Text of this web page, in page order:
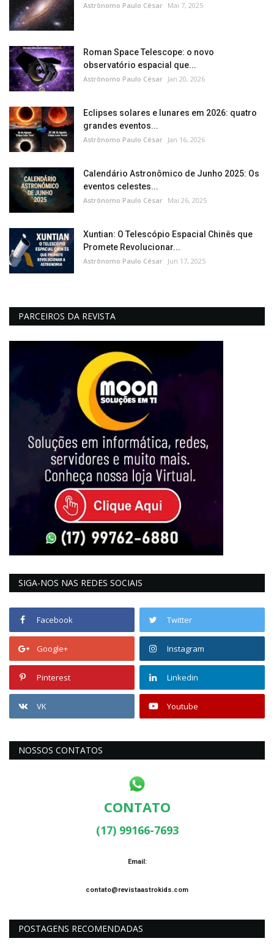
Astrônomo Paulo César Mai 7, 2025
Roman Space Telescope: o novo
observatório espacial que...
Astrônomo Paulo César Jan 20, 2026
Eclipses solares e lunares em 2026: quatro
grandes eventos...
Astrônomo Paulo César Jan 16, 2026
Calendário Astronômico de Junho 2025: Os
eventos celestes...
Astrônomo Paulo César Mai 26, 2025
Xuntian: O Telescópio Espacial Chinês que
Promete Revolucionar...
Astrônomo Paulo César Jun 17, 2025
PARCEIROS DA REVISTA
SIGA-NOS NAS REDES SOCIAIS
Facebook Twitter
Google+ Instagram
Pinterest Linkedin
VK Youtube
NOSSOS CONTATOS
CONTATO
(17) 99166-7693
Email:
contato@revistaastrokids.com
POSTAGENS RECOMENDADAS